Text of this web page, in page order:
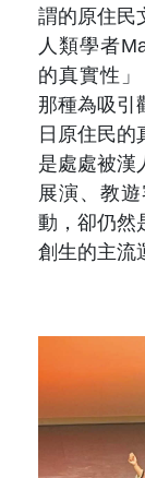
出版品查
歷史期刊
訂閱電子
徵稿說明
期刊查詢
謂的原住民
人類學者
的真實性
那種為吸引
日原住民
是處處被漢
展演、教
動，卻仍然
創生的主流